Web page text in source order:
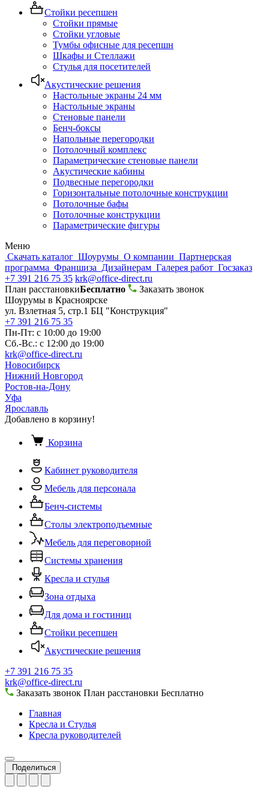
Стойки ресепшен
Стойки прямые
Стойки угловые
Тумбы офисные для ресепшн
Шкафы и Стеллажи
Стулья для посетителей
Акустические решения
Настольные экраны 24 мм
Настольные экраны
Стеновые панели
Бенч-боксы
Напольные перегородки
Потолочный комплекс
Параметрические стеновые панели
Акустические кабины
Подвесные перегородки
Горизонтальные потолочные конструкции
Потолочные бафы
Потолочные конструкции
Параметрические фигуры
Меню
Скачать каталог Шоурумы О компании Партнерская
программа Франшиза Дизайнерам Галерея работ Госзаказ
+7 391 216 75 35 krk@office-direct.ru
План расстановкиБесплатно
Заказать звонок
Шоурумы в Красноярске
ул. Взлетная 5, стр.1 БЦ "Конструкция"
+7 391 216 75 35
Пн-Пт: с 10:00 до 19:00
Сб.-Вс.: с 12:00 до 19:00
krk@office-direct.ru
Новосибирск
Нижний Новгород
Ростов-на-Дону
Уфа
Ярославль
Добавлено в корзину!
Корзина
Кабинет руководителя
Мебель для персонала
Бенч-системы
Столы электроподъемные
Мебель для переговорной
Системы хранения
Кресла и стулья
Зона отдыха
Для дома и гостиниц
Стойки ресепшен
Акустические решения
+7 391 216 75 35
krk@office-direct.ru
Заказать звонок План расстановки Бесплатно
Главная
Кресла и Стулья
Кресла руководителей
Поделиться